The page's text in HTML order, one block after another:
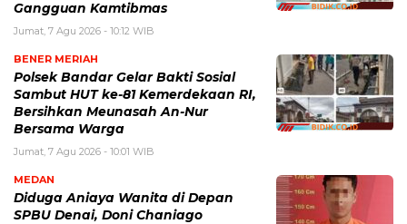
Gangguan Kamtibmas
Jumat, 7 Agu 2026 - 10:12 WIB
BENER MERIAH
Polsek Bandar Gelar Bakti Sosial
Sambut HUT ke-81 Kemerdekaan RI,
Bersihkan Meunasah An-Nur
Bersama Warga
Jumat, 7 Agu 2026 - 10:01 WIB
MEDAN
Diduga Aniaya Wanita di Depan
SPBU Denai, Doni Chaniago